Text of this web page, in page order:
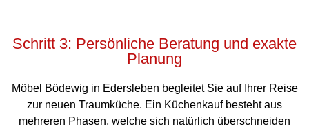
Schritt 3: Persönliche Beratung und exakte
Planung
Möbel Bödewig in Edersleben begleitet Sie auf Ihrer Reise
zur neuen Traumküche. Ein Küchenkauf besteht aus
mehreren Phasen, welche sich natürlich überschneiden